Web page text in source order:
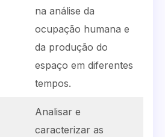
na análise da
ocupação humana e
da produção do
espaço em diferentes
tempos.
Analisar e
caracterizar as